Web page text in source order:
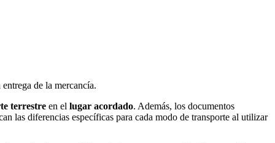
de la mercancía.
terrestre en el lugar acordado. Además, los documentos
las diferencias específicas para cada modo de transporte al utilizar